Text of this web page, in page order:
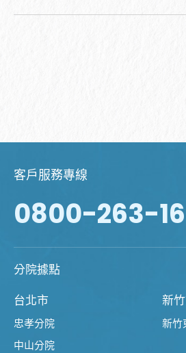
客戶服務專線
0800-263-
分院據點
台北市
忠孝分院
中山分院
新
新竹